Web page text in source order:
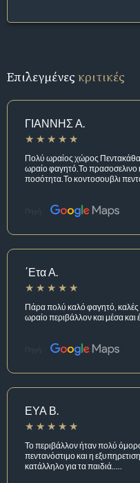
Επιλεγμένεςκριτικές
ΓΙΑΝΝΗΣ Α.
Πολύ ωραίος χώρος
ωραίο φαγητό.Το πρασοσελινο
ποσότητα.Το κοντοσουβλι
Πηγή:
΄Ετα Α.
Πάρα πολύ καλό φαγητό, καλές
ωραίο περιβάλλον και μέσα και
Πηγή:
ΕΥΑ Β.
Το περιβάλλον ήταν πολύ
πεντανόστιμο και η
κατάλληλο για τα παιδιά.....